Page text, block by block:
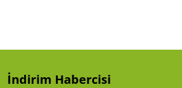
sitelerden daha pahalı.
İndirim Habercisi